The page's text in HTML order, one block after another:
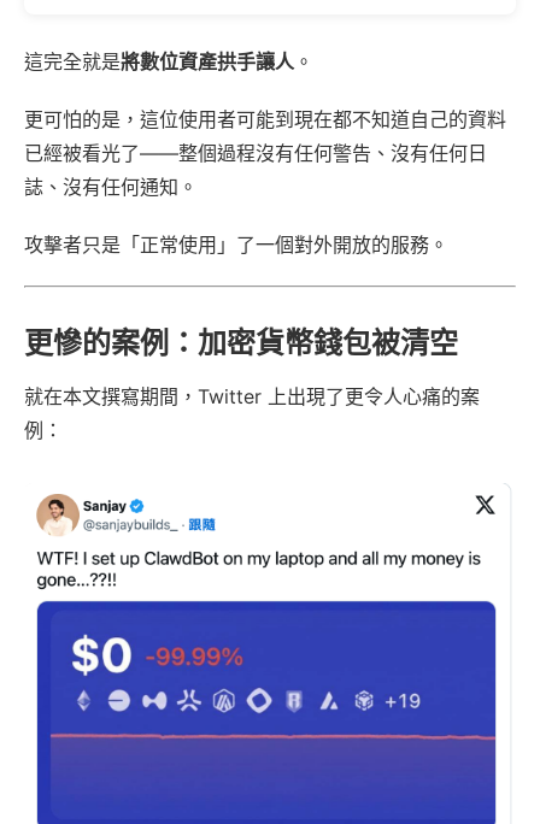
這完全就是將數位資產拱手讓人。
更可怕的是，這位使用者可能到現在都不知道自己的資料
已經被看光了——整個過程沒有任何警告、沒有任何日
誌、沒有任何通知。
攻擊者只是「正常使用」了一個對外開放的服務。
更慘的案例：加密貨幣錢包被清空
就在本文撰寫期間，Twitter 上出現了更令人心痛的案
例：